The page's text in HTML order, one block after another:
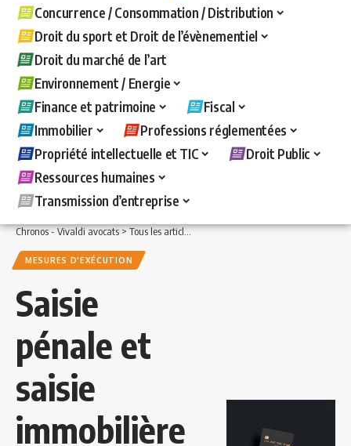
Concurrence / Consommation / Distribution
Droit du sport et Droit de l’évènementiel
Droit du marché de l’art
Environnement / Energie
Finance et patrimoine
Fiscal
Immobilier
Professions réglementées
Propriété intellectuelle et TIC
Droit Public
Ressources humaines
Transmission d’entreprise
Chronos - Vivaldi avocats>Tous les articles >Banque / Crédit>Mesures
MESURES D'EXÉCUTION
Saisie
pénale et
saisie
immobilière